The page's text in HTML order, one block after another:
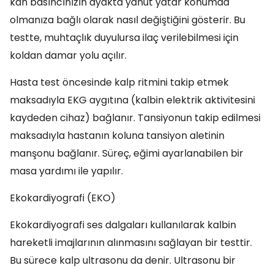
olmanıza bağlı olarak nasıl değiştiğini gösterir. Bu
testte, muhtaçlık duyulursa ilaç verilebilmesi için
koldan damar yolu açılır.
Hasta test öncesinde kalp ritmini takip etmek
maksadıyla EKG aygıtına (kalbin elektrik aktivitesini
kaydeden cihaz) bağlanır. Tansiyonun takip edilmesi
maksadıyla hastanın koluna tansiyon aletinin
manşonu bağlanır. Süreç, eğimi ayarlanabilen bir
masa yardımı ile yapılır.
Ekokardiyografi (EKO)
Ekokardiyografi ses dalgaları kullanılarak kalbin
hareketli imajlarının alınmasını sağlayan bir testtir.
Bu sürece kalp ultrasonu da denir. Ultrasonu bir